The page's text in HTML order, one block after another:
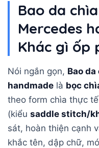
Bao da
Mercedes
Khác gì ốp
Nói ngắn gọn, Bao
handmade là bọc
theo form chìa thực
(kiểu saddle stitch/
sát, hoàn thiện cạnh
khắc tên, dập chữ,